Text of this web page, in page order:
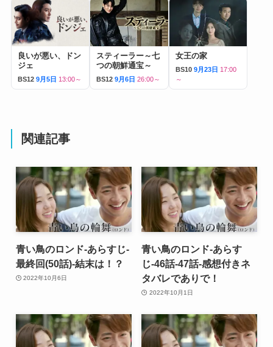
良いが悪い、ドン
ジェ
BS12 9月5日 13:00～
スティーラー～七
つの朝鮮通宝～
BS12 9月6日 26:00～
女王の家
BS10 9月23日 17:00
～
関連記事
青い鳥のロンド-あらすじ-
最終回(50話)-結末は！？
2022年10月6日
青い鳥のロンド-あらす
じ-46話-47話-感想付きネ
タバレでありで！
2022年10月1日